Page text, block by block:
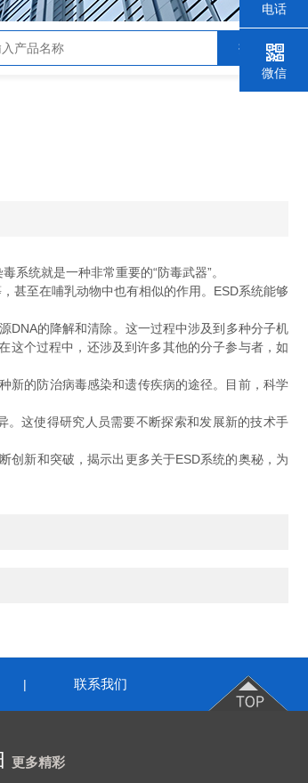
统就是一种非常重要的“防毒武器”。
甚至在哺乳动物中也有相似的作用。ESD系统能够
的降解和清除。这一过程中涉及到多种分子机
这个过程中，还涉及到许多其他的分子参与者，如
的防治病毒感染和遗传疾病的途径。目前，科学
这使得研究人员需要不断探索和发展新的技术手
新和突破，揭示出更多关于ESD系统的奥秘，为
| 联系我们
更多精彩
电话
微信